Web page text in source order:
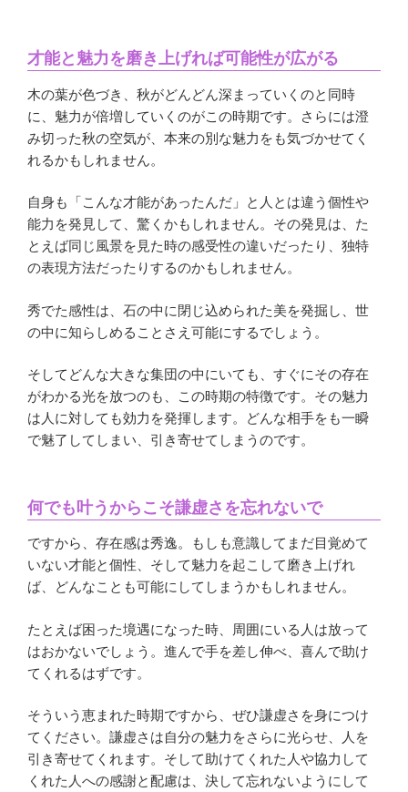
才能と魅力を磨き上げれば可能性が広がる
木の葉が色づき、秋がどんどん深まっていくのと同時
に、魅力が倍増していくのがこの時期です。さらには澄
み切った秋の空気が、本来の別な魅力をも気づかせてく
れるかもしれません。
自身も「こんな才能があったんだ」と人とは違う個性や
能力を発見して、驚くかもしれません。その発見は、た
とえば同じ風景を見た時の感受性の違いだったり、独特
の表現方法だったりするのかもしれません。
秀でた感性は、石の中に閉じ込められた美を発掘し、世
の中に知らしめることさえ可能にするでしょう。
そしてどんな大きな集団の中にいても、すぐにその存在
がわかる光を放つのも、この時期の特徴です。その魅力
は人に対しても効力を発揮します。どんな相手をも一瞬
で魅了してしまい、引き寄せてしまうのです。
何でも叶うからこそ謙虚さを忘れないで
ですから、存在感は秀逸。もしも意識してまだ目覚めて
いない才能と個性、そして魅力を起こして磨き上げれ
ば、どんなことも可能にしてしまうかもしれません。
たとえば困った境遇になった時、周囲にいる人は放って
はおかないでしょう。進んで手を差し伸べ、喜んで助け
てくれるはずです。
そういう恵まれた時期ですから、ぜひ謙虚さを身につけ
てください。謙虚さは自分の魅力をさらに光らせ、人を
引き寄せてくれます。そして助けてくれた人や協力して
くれた人への感謝と配慮は、決して忘れないようにして